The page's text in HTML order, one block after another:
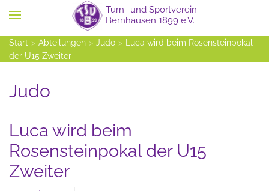
Zum Hauptinhalt springen
Start Abteilungen Judo
Luca wird beim Rosensteinpokal
der U15 Zweiter
Judo
Luca wird beim
Rosensteinpokal der U15
Zweiter